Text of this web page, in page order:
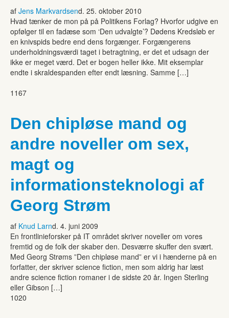
af Jens Markvardsend. 25. oktober 2010
Hvad tænker de mon på på Politikens Forlag? Hvorfor udgive en
opfølger til en fadæse som ‘Den udvalgte’? Dødens Kredsløb er
en knivspids bedre end dens forgænger. Forgængerens
underholdningsværdi taget i betragtning, er det et udsagn der
ikke er meget værd. Det er bogen heller ikke. Mit eksemplar
endte i skraldespanden efter endt læsning. Samme […]
1167
Den chipløse mand og
andre noveller om sex,
magt og
informationsteknologi af
Georg Strøm
af Knud Larnd. 4. juni 2009
En frontlinieforsker på IT området skriver noveller om vores
fremtid og de folk der skaber den. Desværre skuffer den svært.
Med Georg Strøms ”Den chipløse mand” er vi i hænderne på en
forfatter, der skriver science fiction, men som aldrig har læst
andre science fiction romaner i de sidste 20 år. Ingen Sterling
eller Gibson […]
1020